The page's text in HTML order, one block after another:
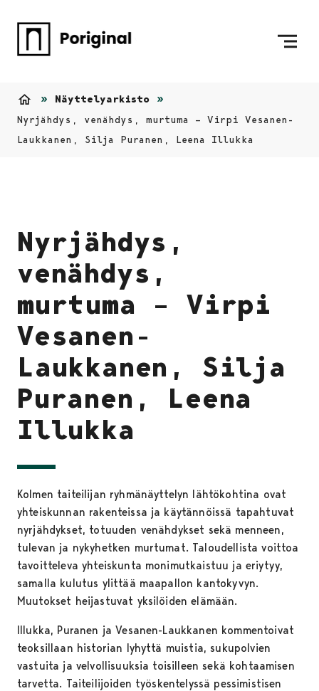
Näyttelyarkisto
Nyrjähdys, venähdys, murtuma – Virpi Vesanen-
Laukkanen, Silja Puranen, Leena Illukka
Nyrjähdys,
venähdys,
murtuma – Virpi
Vesanen-
Laukkanen, Silja
Puranen, Leena
Illukka
Kolmen taiteilijan ryhmänäyttelyn lähtökohtina ovat
yhteiskunnan rakenteissa ja käytännöissä tapahtuvat
nyrjähdykset, totuuden venähdykset sekä menneen,
tulevan ja nykyhetken murtumat. Taloudellista voittoa
tavoitteleva yhteiskunta monimutkaistuu ja eriytyy,
samalla kulutus ylittää maapallon kantokyvyn.
Muutokset heijastuvat yksilöiden elämään.
Illukka, Puranen ja Vesanen-Laukkanen kommentoivat
teoksillaan historian lyhyttä muistia, sukupolvien
vastuita ja velvollisuuksia toisilleen sekä kohtaamisen
tarvetta. Taiteilijoiden työskentelyssä pessimistisen